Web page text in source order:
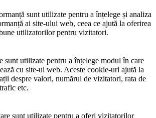
sunt utilizate pentru a înțelege și analiza
ai site-ului web, ceea ce ajută la oferirea
utilizatorilor pentru vizitatori.
sunt utilizate pentru a înțelege modul în care
cu site-ul web. Aceste cookie-uri ajută la
despre valori, numărul de vizitatori, rata de
etc.
sunt utilizate pentru a oferi vizitatorilor